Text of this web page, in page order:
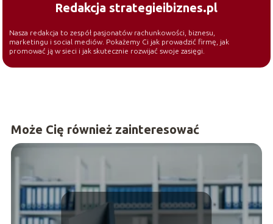
Redakcja strategieibiznes.pl
Nasza redakcja to zespół pasjonatów rachunkowości, biznesu,
marketingu i social mediów. Pokażemy Ci jak prowadzić firmę, jak
promować ją w sieci i jak skutecznie rozwijać swoje zasięgi.
Może Cię również zainteresować